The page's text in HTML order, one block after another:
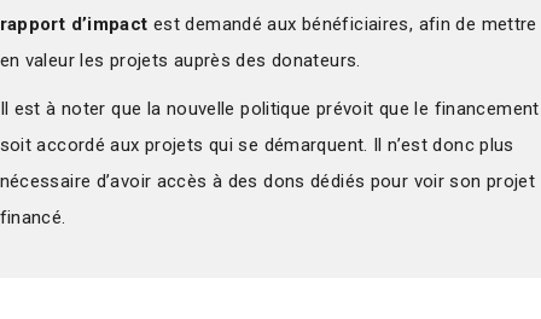
rapport d’impact est demandé aux bénéficiaires, afin de mettre
en valeur les projets auprès des donateurs.
Il est à noter que la nouvelle politique prévoit que le financement
soit accordé aux projets qui se démarquent. Il n’est donc plus
nécessaire d’avoir accès à des dons dédiés pour voir son projet
financé.